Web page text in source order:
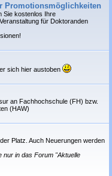
Promotionsmöglichkeiten
Sie kostenlos Ihre
für Doktoranden
sich hier austoben
an Fachhochschule (FH) bzw.
(HAW)
Platz. Auch Neuerungen werden
nur in das Forum "Aktuelle